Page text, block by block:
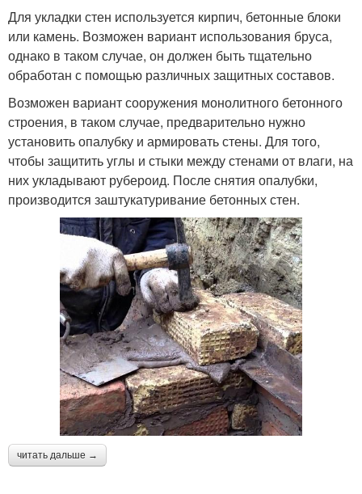
Для укладки стен используется кирпич, бетонные блоки
или камень. Возможен вариант использования бруса,
однако в таком случае, он должен быть тщательно
обработан с помощью различных защитных составов.
Возможен вариант сооружения монолитного бетонного
строения, в таком случае, предварительно нужно
установить опалубку и армировать стены. Для того,
чтобы защитить углы и стыки между стенами от влаги, на
них укладывают рубероид. После снятия опалубки,
производится заштукатуривание бетонных стен.
читать дальше →